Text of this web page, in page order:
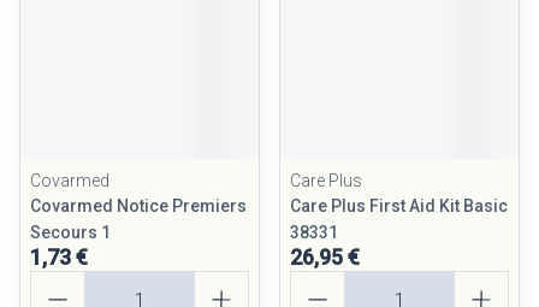
Covarmed
Covarmed Notice Premiers
Secours 1
1,73 €
Care Plus
Care Plus First Aid Kit Basic
38331
26,95 €